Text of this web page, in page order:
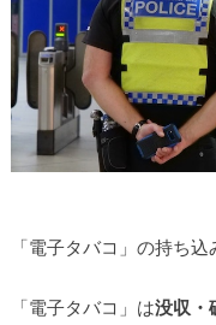
「電子タバコ」の持ち込
「電子タバコ」は没収・